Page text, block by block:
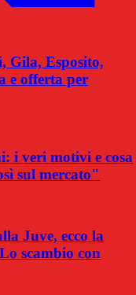
Gila, Esposito,
e offerta per
i veri motivi e cosa
sul mercato"
Juve, ecco la
scambio con